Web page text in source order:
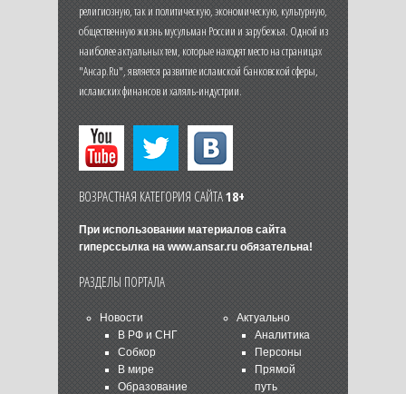
религиозную, так и политическую, экономическую, культурную,
общественную жизнь мусульман России и зарубежья. Одной из
наиболее актуальных тем, которые находят место на страницах
"Ансар.Ru", является развитие исламской банковской сферы,
исламских финансов и халяль-индустрии.
ВОЗРАСТНАЯ КАТЕГОРИЯ САЙТА18+
При использовании материалов сайта
гиперссылка на www.ansar.ruобязательна!
РАЗДЕЛЫ ПОРТАЛА
Новости
В РФ и СНГ
Собкор
В мире
Образование
Актуально
Аналитика
Персоны
Прямой
путь